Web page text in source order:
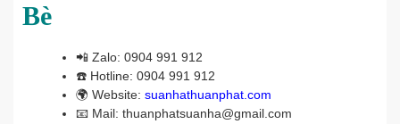
Bè
📲 Zalo: 0904 991 912
☎️ Hotline: 0904 991 912
🌍 Website: suanhathuanphat.com
📧 Mail: thuanphatsuanha@gmail.com